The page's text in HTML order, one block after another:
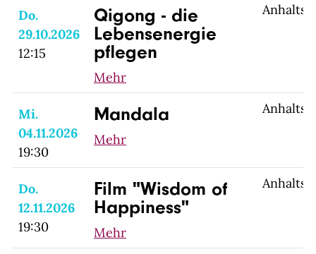
Do.
29.10.2026
12:15
Qigong - die
Lebensenergie
pflegen
Mehr
Mi.
04.11.2026
19:30
Mandala
Mehr
Do.
12.11.2026
19:30
Film "Wisdom of
Happiness"
Mehr